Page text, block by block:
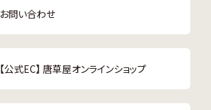
お問い合わせ
【公式EC】 唐草屋オンラインショップ